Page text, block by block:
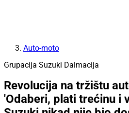
Auto-moto
Grupacija Suzuki Dalmacija
Revolucija na tržištu
'Odaberi, plati trećinu i